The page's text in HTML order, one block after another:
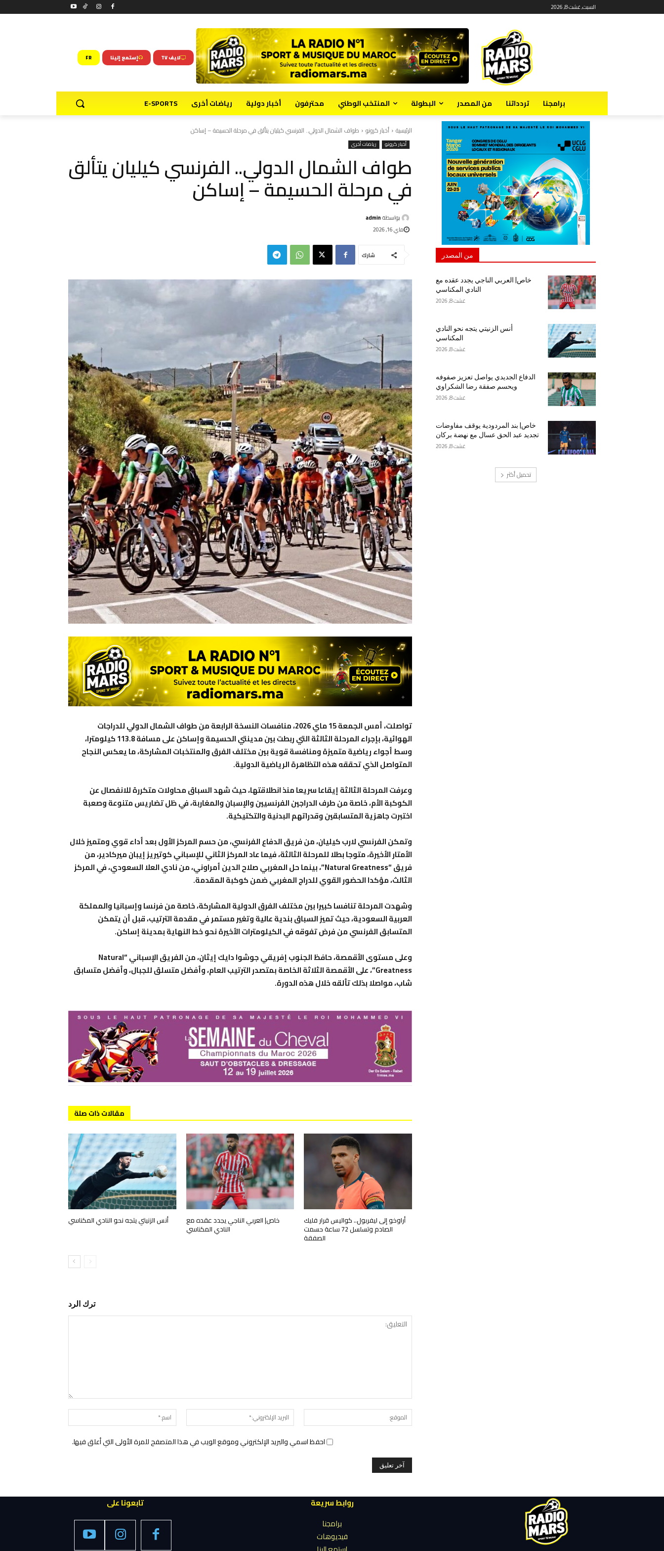
السبت, غشت 8, 2026
لايف TV إستمع إلينا FR
برامجنا تردداتنا من المصدر البطولة المنتخب الوطني محترفون أخبار دولية رياضات أخرى E-SPORTS
الرئيسية أخبار كرونو طواف الشمال الدولي.. الفرنسي كيليان يتألق في مرحلة الحسيمة – إساكن
أخبار كرونو رياضات أخرى
طواف الشمال الدولي.. الفرنسي كيليان يتألق
في مرحلة الحسيمة – إساكن
بواسطةadmin
ماي 16, 2026
شارك
تواصلت، أمس الجمعة 15 ماي 2026، منافسات النسخة الرابعة من طواف الشمال الدولي للدراجات
الهوائية، بإجراء المرحلة الثالثة التي ربطت بين مدينتي الحسيمة وإساكن على مسافة 113.8 كيلومترا،
وسط أجواء رياضية متميزة ومنافسة قوية بين مختلف الفرق والمنتخبات المشاركة، ما يعكس النجاح
المتواصل الذي تحققه هذه التظاهرة الرياضية الدولية.
وعرفت المرحلة الثالثة إيقاعا سريعا منذ انطلاقتها، حيث شهد السباق محاولات متكررة للانفصال عن
الكوكبة الأم، خاصة من طرف الدراجين الفرنسيين والإسبان والمغاربة، في ظل تضاريس متنوعة وصعبة
اختبرت جاهزية المتسابقين وقدراتهم البدنية والتكتيكية.
وتمكن الفرنسي لارب كيليان، من فريق الدفاع الفرنسي، من حسم المركز الأول بعد أداء قوي ومتميز خلال
الأمتار الأخيرة، متوجا بطلا للمرحلة الثالثة، فيما عاد المركز الثاني للإسباني كوتيريز إيبان ميركادير، من
فريق “Natural Greatness”، بينما حل المغربي صلاح الدين أمراوني، من نادي العلا السعودي، في المركز
الثالث، مؤكدا الحضور القوي للدراج المغربي ضمن كوكبة المقدمة.
وشهدت المرحلة تنافسا كبيرا بين مختلف الفرق الدولية المشاركة، خاصة من فرنسا وإسبانيا والمملكة
العربية السعودية، حيث تميز السباق بندية عالية وتغير مستمر في مقدمة الترتيب، قبل أن يتمكن
المتسابق الفرنسي من فرض تفوقه في الكيلومترات الأخيرة نحو خط النهاية بمدينة إساكن.
وعلى مستوى الأقمصة، حافظ الجنوب إفريقي جوشوا دايك إيثان، من الفريق الإسباني “Natural
Greatness”، على الأقمصة الثلاثة الخاصة بمتصدر الترتيب العام، وأفضل متسلق للجبال، وأفضل متسابق
شاب، مواصلا بذلك تألقه خلال هذه الدورة.
مقالات ذات صلة
أراوخو إلى ليفربول.. كواليس قرار فليك
الصادم وتسلسل 72 ساعة حسمت
الصفقة
خاص| العربي الناجي يجدد عقده مع
النادي المكناسي
أنس الزنيتي يتجه نحو النادي المكناسي
ترك الرد
التعليق:
اسم:*
البريد
الإلكتروني:*
الموقع:
احفظ اسمي والبريد الإلكتروني وموقع الويب في هذا المتصفح للمرة الأولى التي أعلق فيها.
من المصدر
خاص| العربي الناجي يجدد عقده مع
النادي المكناسي
غشت 8, 2026
أنس الزنيتي يتجه نحو النادي
المكناسي
غشت 8, 2026
الدفاع الجديدي يواصل تعزيز صفوفه
ويحسم صفقة رضا الشكراوي
غشت 8, 2026
خاص| بند المردودية يوقف مفاوضات
تجديد عبد الحق عسال مع نهضة بركان
غشت 8, 2026
تحميل أكثر
تابعونا على
روابط سريعة
برامجنا
فيديوهات